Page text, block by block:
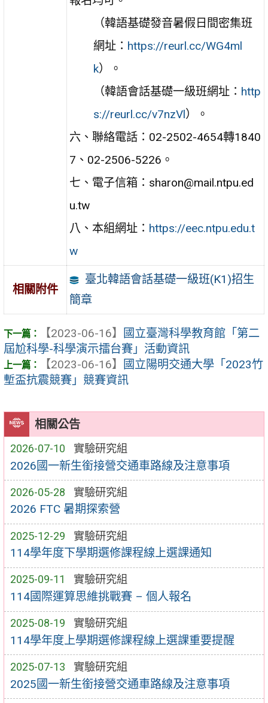
相關公告
2026-07-10 實驗研究組
2026國一新生銜接營交通車路線及注意事項
2026-05-28 實驗研究組
2026 FTC 暑期探索營
2025-12-29 實驗研究組
114學年度下學期選修課程線上選課通知
2025-09-11 實驗研究組
114國際運算思維挑戰賽 – 個人報名
2025-08-19 實驗研究組
114學年度上學期選修課程線上選課重要提醒
2025-07-13 實驗研究組
2025國一新生銜接營交通車路線及注意事項
（韓語基礎發音暑假日間密集班
網址： https://reurl.cc/WG4ml
k）。
（韓語會話基礎一級班網址： http
s://reurl.cc/v7nzVl）。
六、聯絡電話：02-2502-4654轉1840
7、02-2506-5226。
七、電子信箱：sharon@mail.ntpu.ed
u.tw
八、本組網址： https://eec.ntpu.edu.t
w
相關附件
臺北韓語會話基礎一級班(K1)招生
簡章
【2023-06-16】
國立臺灣科學教育館「第二
屆尬科學-科學演示擂台賽」活動資訊
【2023-06-16】
國立陽明交通大學「2023竹
塹盃抗震競賽」競賽資訊